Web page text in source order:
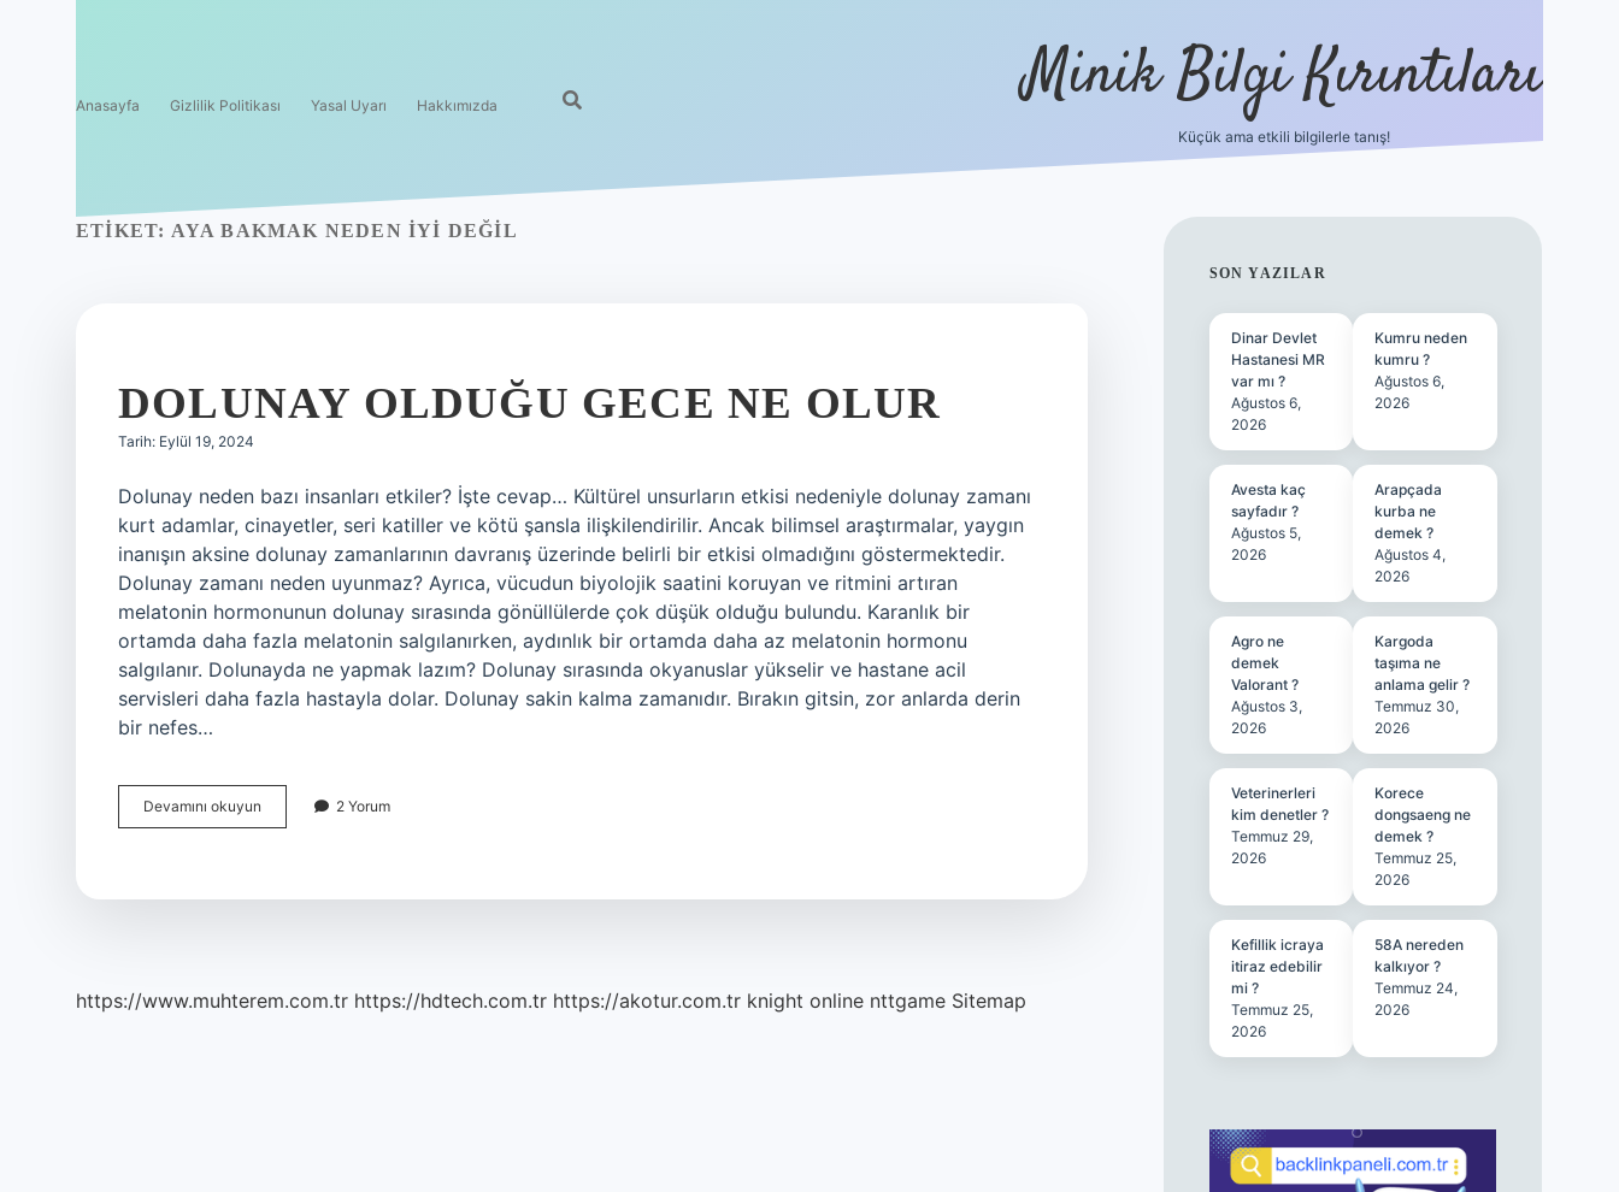
Anasayfa Gizlilik Politikası Yasal Uyarı Hakkımızda Minik Bilgi Kırıntıları
Küçük ama etkili bilgilerle tanış!
ETIKET: AYA BAKMAK NEDEN IYI DEĞIL
DOLUNAY OLDUĞU GECE NE OLUR
Tarih: Eylül 19, 2024
Dolunay neden bazı insanları etkiler? İşte cevap… Kültürel unsurların etkisi nedeniyle dolunay zamanı
kurt adamlar, cinayetler, seri katiller ve kötü şansla ilişkilendirilir. Ancak bilimsel araştırmalar, yaygın
inanışın aksine dolunay zamanlarının davranış üzerinde belirli bir etkisi olmadığını göstermektedir.
Dolunay zamanı neden uyunmaz? Ayrıca, vücudun biyolojik saatini koruyan ve ritmini artıran
melatonin hormonunun dolunay sırasında gönüllülerde çok düşük olduğu bulundu. Karanlık bir
ortamda daha fazla melatonin salgılanırken, aydınlık bir ortamda daha az melatonin hormonu
salgılanır. Dolunayda ne yapmak lazım? Dolunay sırasında okyanuslar yükselir ve hastane acil
servisleri daha fazla hastayla dolar. Dolunay sakin kalma zamanıdır. Bırakın gitsin, zor anlarda derin
bir nefes…
Devamını okuyun Dolunay
Olduğu
2 Yorum
https://www.muhterem.com.tr https://hdtech.com.tr https://akotur.com.tr knight online nttgame Sitemap
SIDEBAR
SON YAZILAR
Dinar Devlet
Hastanesi MR
var mı ?
Ağustos 6,
2026
Kumru neden
kumru ?
Ağustos 6,
2026
Avesta kaç
sayfadır ?
Ağustos 5,
2026
Arapçada
kurba ne
demek ?
Ağustos 4,
2026
Agro ne
demek
Valorant ?
Ağustos 3,
2026
Kargoda
taşıma ne
anlama gelir ?
Temmuz 30,
2026
Veterinerleri
kim denetler ?
Temmuz 29,
2026
Korece
dongsaeng ne
demek ?
Temmuz 25,
2026
Kefillik icraya
itiraz edebilir
mi ?
Temmuz 25,
2026
58A nereden
kalkıyor ?
Temmuz 24,
2026